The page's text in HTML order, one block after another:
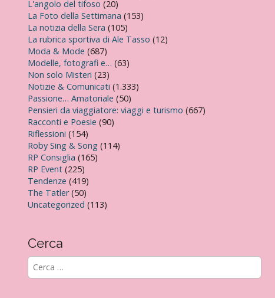
L'angolo del tifoso (20)
La Foto della Settimana (153)
La notizia della Sera (105)
La rubrica sportiva di Ale Tasso (12)
Moda & Mode (687)
Modelle, fotografi e… (63)
Non solo Misteri (23)
Notizie & Comunicati (1.333)
Passione… Amatoriale (50)
Pensieri da viaggiatore: viaggi e turismo (667)
Racconti e Poesie (90)
Riflessioni (154)
Roby Sing & Song (114)
RP Consiglia (165)
RP Event (225)
Tendenze (419)
The Tatler(50)
Uncategorized (113)
Cerca
R